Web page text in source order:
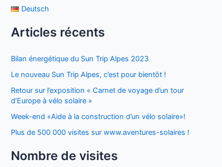
Deutsch
Articles récents
Bilan énergétique du Sun Trip Alpes 2023
Le nouveau Sun Trip Alpes, c’est pour bientôt !
Retour sur l’exposition « Carnet de voyage d’un tour
d’Europe à vélo solaire »
Week-end «Aide à la construction d’un vélo solaire»!
Plus de 500 000 visites sur www.aventures-solaires !
Nombre de visites